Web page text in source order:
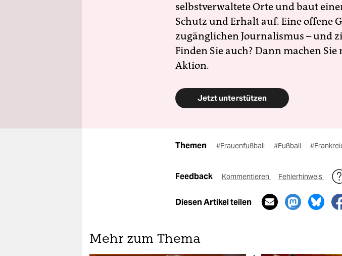
selbstverwaltete Orte und baut
Schutz und Erhalt auf. Eine offene
zugänglichen Journalismus – und
Finden Sie auch? Dann machen
Aktion.
Jetzt unterstützen
Themen #Frauenfußball #Fußball
Feedback Kommentieren Fehlerhinweis
Diesen Artikel teilen
Mehr zum Thema